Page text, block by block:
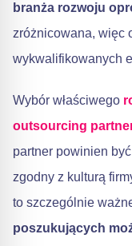
branża rozwoju
zróżnicowana, więc
wykwalifikowanych
Wybór właściwego
outsourcing
partner powinien
zgodny z kulturą
to szczególnie
poszukujących